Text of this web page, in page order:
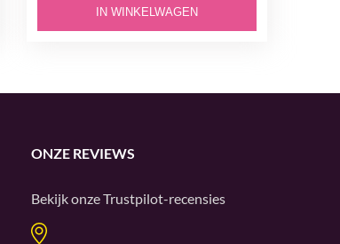
IN WINKELWAGEN
ONZE REVIEWS
Bekijk onzeTrustpilot-recensies